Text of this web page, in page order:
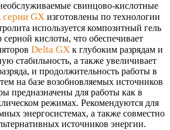
свинцово-кислотные
серии GX изготовлены по технологии
используется композитный гель
кислоты, что обеспечивает
Delta GX к глубоким разрядам и
стабильность, а также увеличивает
и продолжительность работы в
на базе возобновляемых источников
предназначены для работы как в
режимах. Рекомендуются для
энергосистемах, а также совместно
источников энергии.